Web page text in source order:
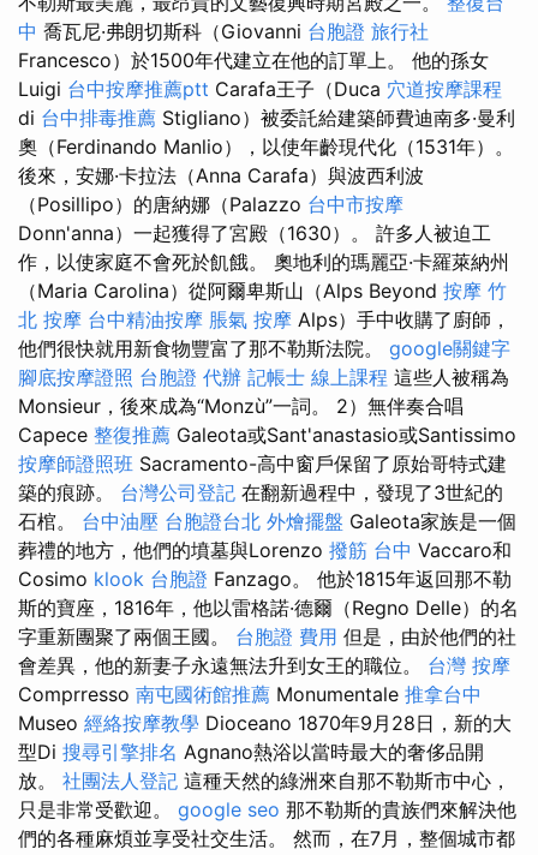
中 喬瓦尼·弗朗切斯科（Giovanni 台胞證 旅行社
Francesco）於1500年代建立在他的訂單上。 他的孫女
Luigi 台中按摩推薦ptt Carafa王子（Duca 穴道按摩課程
di 台中排毒推薦 Stigliano）被委託給建築師費迪南多·曼利
奧（Ferdinando Manlio），以使年齡現代化（1531年）。
後來，安娜·卡拉法（Anna Carafa）與波西利波
（Posillipo）的唐納娜（Palazzo 台中市按摩
Donn'anna）一起獲得了宮殿（1630）。 許多人被迫工
作，以使家庭不會死於飢餓。 奧地利的瑪麗亞·卡羅萊納州
（Maria Carolina）從阿爾卑斯山（Alps Beyond 按摩 竹
北 按摩 台中精油按摩 脹氣 按摩 Alps）手中收購了廚師，
他們很快就用新食物豐富了那不勒斯法院。 google關鍵字
腳底按摩證照 台胞證 代辦 記帳士 線上課程 這些人被稱為
Monsieur，後來成為“Monzù”一詞。 2）無伴奏合唱
Capece 整復推薦 Galeota或Sant'anastasio或Santissimo
按摩師證照班 Sacramento-高中窗戶保留了原始哥特式建
築的痕跡。 台灣公司登記 在翻新過程中，發現了3世紀的
石棺。 台中油壓 台胞證台北 外燴擺盤 Galeota家族是一個
葬禮的地方，他們的墳墓與Lorenzo 撥筋 台中 Vaccaro和
Cosimo klook 台胞證 Fanzago。 他於1815年返回那不勒
斯的寶座，1816年，他以雷格諾·德爾（Regno Delle）的名
字重新團聚了兩個王國。 台胞證 費用 但是，由於他們的社
會差異，他的新妻子永遠無法升到女王的職位。 台灣 按摩
Comprresso 南屯國術館推薦 Monumentale 推拿台中
Museo 經絡按摩教學 Dioceano 1870年9月28日，新的大
型Di 搜尋引擎排名 Agnano熱浴以當時最大的奢侈品開
放。 社團法人登記 這種天然的綠洲來自那不勒斯市中心，
只是非常受歡迎。 google seo 那不勒斯的貴族們來解決他
們的各種麻煩並享受社交生活。 然而，在7月，整個城市都